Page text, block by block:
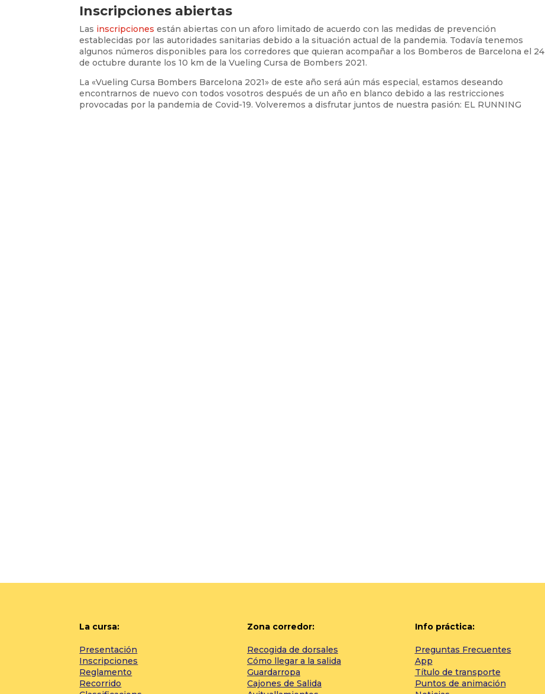
Inscripciones abiertas
Las inscripciones están abiertas con un aforo limitado de acuerdo con las medidas de prevención
establecidas por las autoridades sanitarias debido a la situación actual de la pandemia. Todavía tenemos
algunos números disponibles para los corredores que quieran acompañar a los Bomberos de Barcelona el 24
de octubre durante los 10 km de la Vueling Cursa de Bombers 2021.
La «Vueling Cursa Bombers Barcelona 2021» de este año será aún más especial, estamos deseando
encontrarnos de nuevo con todos vosotros después de un año en blanco debido a las restricciones
provocadas por la pandemia de Covid-19. Volveremos a disfrutar juntos de nuestra pasión: EL RUNNING
La cursa:
Presentación
Inscripciones
Reglamento
Recorrido
Zona corredor:
Recogida de dorsales
Cómo llegar a la salida
Guardarropa
Cajones de Salida
Info práctica:
Preguntas Frecuentes
App
Título de transporte
Puntos de animación